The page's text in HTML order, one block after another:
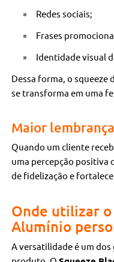
Redes sociais;
Frases
Identidade visual
Dessa forma, o squeeze
se transforma em uma
Maior
Quando um cliente
uma percepção positiva
de fidelização e
Onde utilizar o
Alumínio
A versatilidade é um